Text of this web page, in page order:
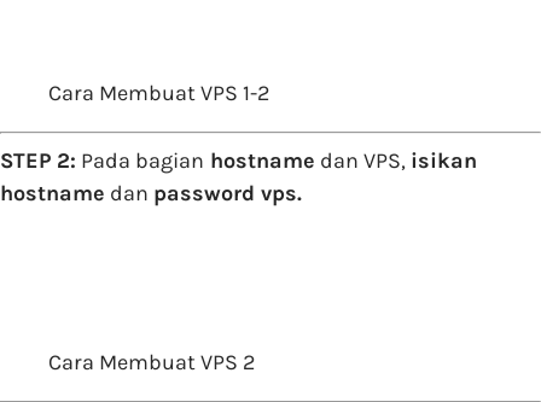
Cara Membuat VPS 1-2
STEP 2: Pada bagian hostname dan VPS, isikan
hostname dan password vps.
Cara Membuat VPS 2